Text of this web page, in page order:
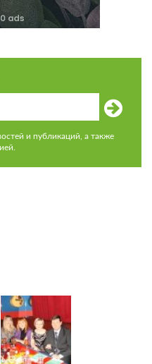
и публикаций, а также